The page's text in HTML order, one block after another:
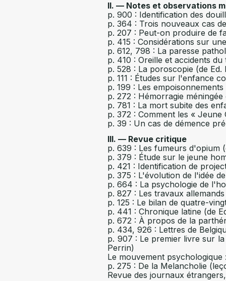
II. — Notes et observations
p. 900 : Identification des
p. 364 : Trois nouveaux cas
p. 207 : Peut-on produire de
p. 415 : Considérations sur
p. 612, 798 : La paresse
p. 410 : Oreille et accidents
p. 528 : La poroscopie (de Ed.
p. 111 : Études sur l'enfance
p. 199 : Les
p. 272 : Hémorragie
p. 781 : La mort subite des
p. 372 : Comment les «
p. 39 : Un cas de démence
III. — Revue critique
p. 639 : Les fumeurs d'opium
p. 379 : Étude sur le jeune
p. 421 : Identification de
p. 375 : L'évolution de l'idée
p. 664 : La psychologie de
p. 827 : Les travaux
p. 125 : Le bilan de quatre-
p. 441 : Chronique latine (de
p. 672 : À propos de la
p. 434, 926 : Lettres de
p. 907 : Le premier livre sur
Perrin)
Le mouvement
p. 275 : De la Melancholie
Revue des journaux